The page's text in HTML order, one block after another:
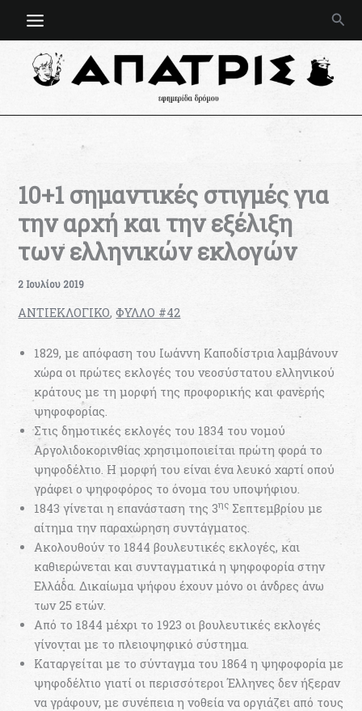
10+1 σημαντικές στιγμές για
την αρχή και την εξέλιξη
των ελληνικών εκλογών
2 Ιουλίου 2019
ΑΝΤΙΕΚΛΟΓΙΚΟ,ΦΥΛΛΟ #42
1829, με απόφαση του Ιωάννη Καποδίστρια λαμβάνουν
χώρα οι πρώτες εκλογές του νεοσύστατου ελληνικού
κράτους με τη μορφή της προφορικής και φανερής
ψηφοφορίας.
Στις δημοτικές εκλογές του 1834 του νομού
Αργολιδοκορινθίας χρησιμοποιείται πρώτη φορά το
ψηφοδέλτιο. Η μορφή του είναι ένα λευκό χαρτί οπού
γράφει ο ψηφοφόρος το όνομα του υποψήφιου.
1843 γίνεται η επανάσταση της 3ης Σεπτεμβρίου με
αίτημα την παραχώρηση συντάγματος.
Ακολουθούν το 1844 βουλευτικές εκλογές, και
καθιερώνεται και συνταγματικά η ψηφοφορία στην
Ελλάδα. Δικαίωμα ψήφου έχουν μόνο οι άνδρες άνω
των 25 ετών.
Από το 1844 μέχρι το 1923 οι βουλευτικές εκλογές
γίνονται με το πλειοψηφικό σύστημα.
Καταργείται με το σύνταγμα του 1864 η ψηφοφορία με
ψηφοδέλτιο γιατί οι περισσότεροι Έλληνες δεν ήξεραν
να γράφουν, με συνέπεια η νοθεία να οργιάζει από τους